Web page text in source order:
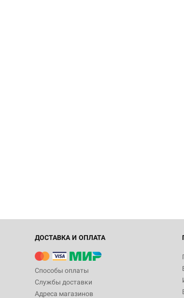
ДОСТАВКА И ОПЛАТА
Способы оплаты
Службы доставки
Адреса магазинов